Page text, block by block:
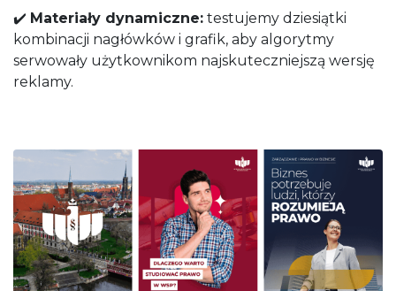
✔️ Materiały dynamiczne: testujemy dziesiątki
kombinacji nagłówków i grafik, aby algorytmy
serwowały użytkownikom najskuteczniejszą wersję
reklamy.